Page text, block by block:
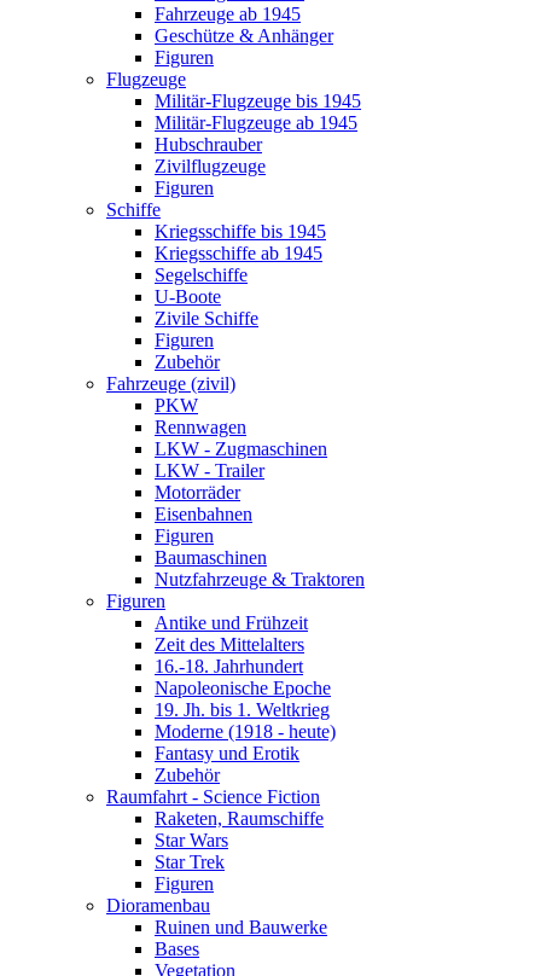
Fahrzeuge ab 1945
Geschütze & Anhänger
Figuren
Flugzeuge
Militär-Flugzeuge bis 1945
Militär-Flugzeuge ab 1945
Hubschrauber
Zivilflugzeuge
Figuren
Schiffe
Kriegsschiffe bis 1945
Kriegsschiffe ab 1945
Segelschiffe
U-Boote
Zivile Schiffe
Figuren
Zubehör
Fahrzeuge (zivil)
PKW
Rennwagen
LKW - Zugmaschinen
LKW - Trailer
Motorräder
Eisenbahnen
Figuren
Baumaschinen
Nutzfahrzeuge & Traktoren
Figuren
Antike und Frühzeit
Zeit des Mittelalters
16.-18. Jahrhundert
Napoleonische Epoche
19. Jh. bis 1. Weltkrieg
Moderne (1918 - heute)
Fantasy und Erotik
Zubehör
Raumfahrt - Science Fiction
Raketen, Raumschiffe
Star Wars
Star Trek
Figuren
Dioramenbau
Ruinen und Bauwerke
Bases
Vegetation